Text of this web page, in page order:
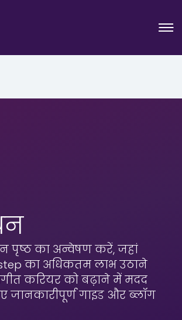
पृष्ठ का अन्वेषण करें, जहां
का अधिकतम लाभ उठाने
करियर को बढ़ाने में मदद
गाइड और ब्लॉग